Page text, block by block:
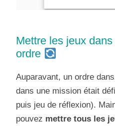
Mettre les jeux dans
ordre
Auparavant, un ordre
dans une mission était
puis jeu de réflexion).
pouvez mettre tous les